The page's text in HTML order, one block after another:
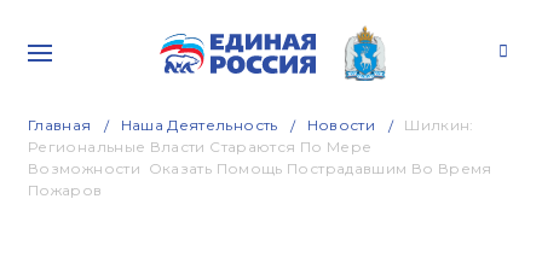
Главная Наша Деятельность Новости
Шилкин:
Региональные Власти Стараются По Мере
Возможности Оказать Помощь Пострадавшим Во Время
Пожаров